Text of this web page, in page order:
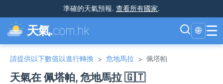
準確的天氣預報. 查看所有國家.
天氣.com.hk 🌐 ☰
請提供以下數值以進行轉換 > 危地馬拉 > 佩塔帕
天氣在 佩塔帕, 危地馬拉 🇬🇹